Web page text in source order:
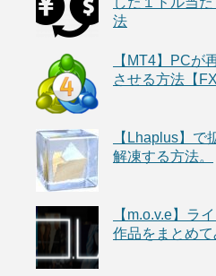
法
【MT4】PCが
させる方法【
【Lhaplus】で
解凍する方法。
【m.o.v.e】ラ
作品をまとめて